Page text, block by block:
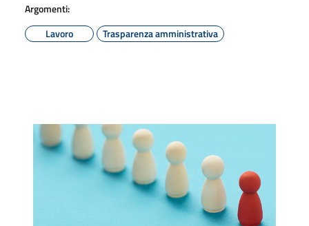
Argomenti:
Lavoro
Trasparenza amministrativa